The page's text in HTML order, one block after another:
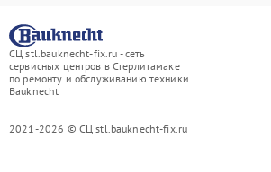
СЦ stl.bauknecht-fix.ru - сеть
сервисных центров в Стерлитамаке
по ремонту и обслуживанию техники
Bauknecht
2021-2026 © СЦ stl.bauknecht-fix.ru